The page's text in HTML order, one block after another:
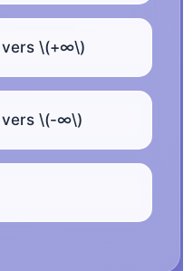
vers \(+∞\)
vers \(-∞\)